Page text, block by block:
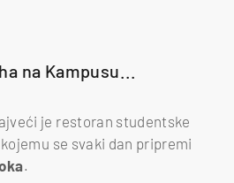
na Kampusu...
je restoran studentske
se svaki dan pripremi
.